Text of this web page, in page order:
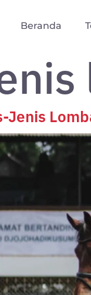
Beranda
Jenis